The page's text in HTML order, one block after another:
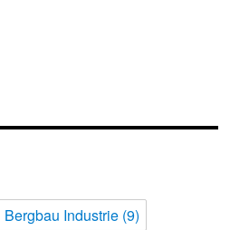
Bergbau Industrie (9)